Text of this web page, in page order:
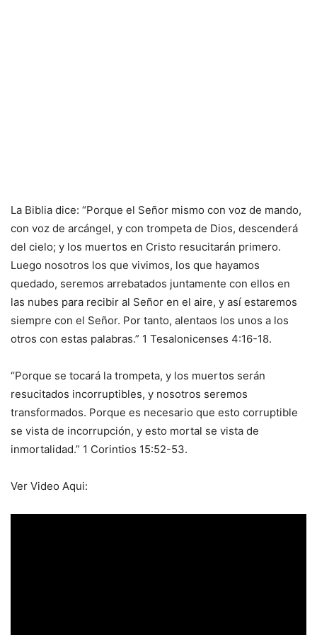
La Biblia dice: “Porque el Señor mismo con voz de mando,
con voz de arcángel, y con trompeta de Dios, descenderá
del cielo; y los muertos en Cristo resucitarán primero.
Luego nosotros los que vivimos, los que hayamos
quedado, seremos arrebatados juntamente con ellos en
las nubes para recibir al Señor en el aire, y así estaremos
siempre con el Señor. Por tanto, alentaos los unos a los
otros con estas palabras.” 1 Tesalonicenses 4:16-18.
“Porque se tocará la trompeta, y los muertos serán
resucitados incorruptibles, y nosotros seremos
transformados. Porque es necesario que esto corruptible
se vista de incorrupción, y esto mortal se vista de
inmortalidad.” 1 Corintios 15:52-53.
Ver Video Aqui: